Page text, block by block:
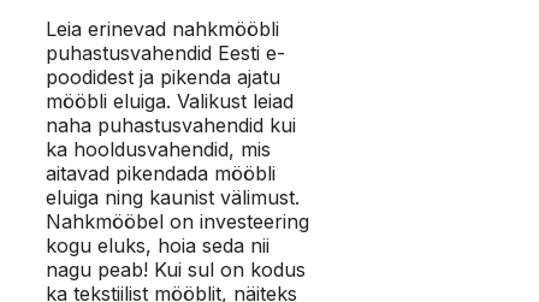
Leia erinevad nahkmööbli
puhastusvahendid Eesti e-
poodidest ja pikenda ajatu
mööbli eluiga. Valikust leiad
naha puhastusvahendid kui
ka hooldusvahendid, mis
aitavad pikendada mööbli
eluiga ning kaunist välimust.
Nahkmööbel on investeering
kogu eluks, hoia seda nii
nagu peab! Kui sul on kodus
ka tekstiilist mööblit, näiteks